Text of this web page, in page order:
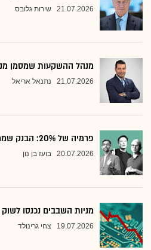
21.07.2026 שירות גלובס
מנהל ההשקעות שמסמן
21.07.2026 נתנאל אריאל
פרמיה של 20%: הבנק שממליץ על שלוש ענקיות הטכנולוגיה
20.07.2026 בועז בן נון
מניות השבבים נכנסו
19.07.2026 צחי גרינולד